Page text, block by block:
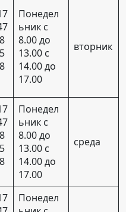
Понедел
ьник с
8.00 до
13.00 с
14.00 до
17.00
вторник
Понедел
ьник с
8.00 до
13.00 с
14.00 до
17.00
среда
Понедел